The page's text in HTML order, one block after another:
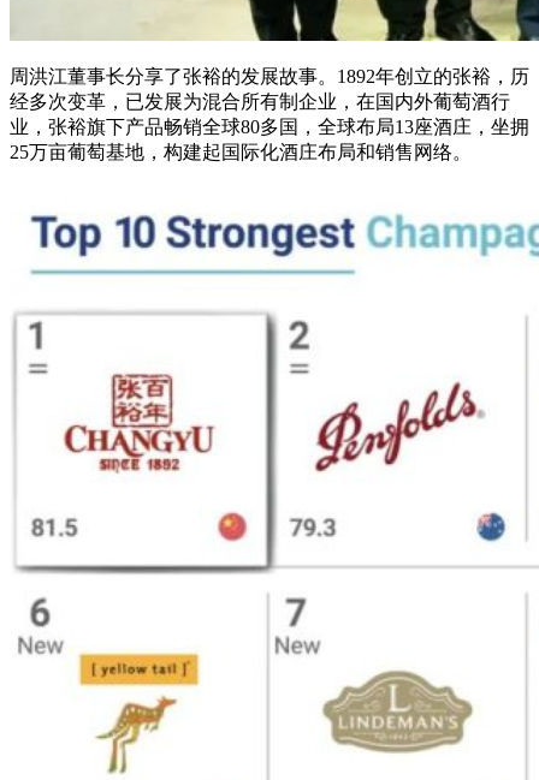
周洪江董事长分享了张裕的发展故事。 1892年创立的张裕，历
经多次变革，已发展为混合所有制企业 ，在国内外葡萄酒行
业，张裕旗下产品畅销全球80多国，全球布局13座酒庄，坐拥
25万亩葡萄基地，构建起国际化酒庄布局和销售网络。